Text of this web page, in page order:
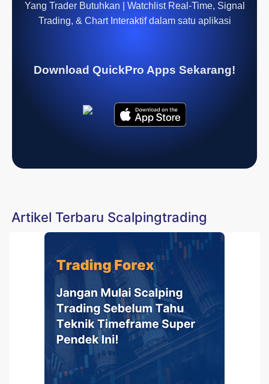
Yang Trader Butuhkan | Watchlist Real-Time, Signal
Trading, & Chart Interaktif dalam satu aplikasi
Download QuickPro Apps Sekarang!
Artikel Terbaru Scalpingtrading